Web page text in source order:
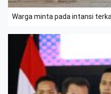
Warga minta pada intansi